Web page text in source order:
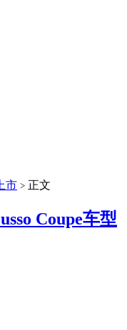
市 > 正文
Coupe车型